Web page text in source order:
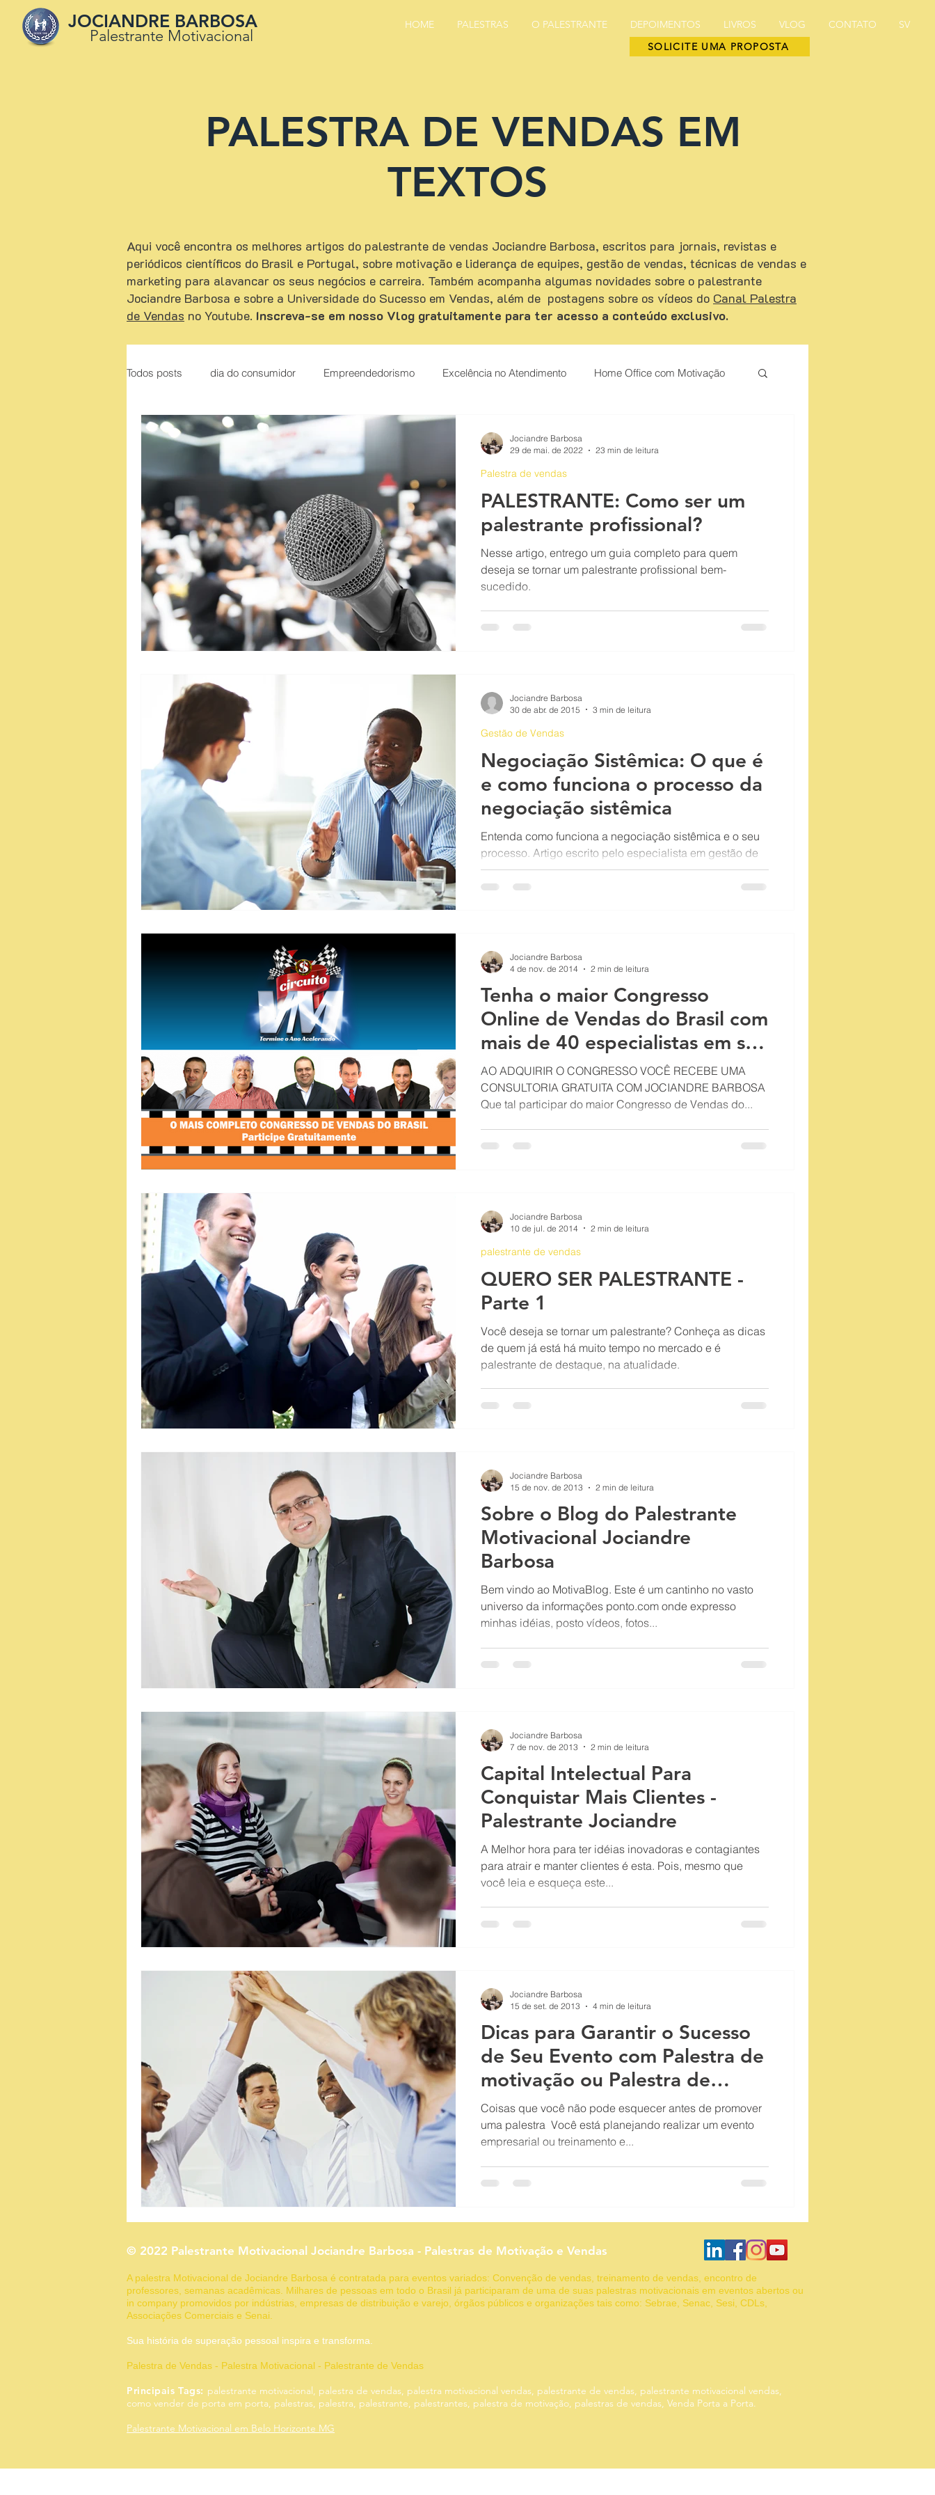
JOCIANDRE BARBOSA
Palestrante Motivacional
HOME PALESTRAS O PALESTRANTE DEPOIMENTOS LIVROS VLOG CONTATO
SV
SOLICITE UMA PROPOSTA
PALESTRA DE VENDAS EM
TEXTOS
Aqui você encontra os melhores artigos do palestrante de vendas Jociandre Barbosa, escritos para jornais, revistas e
periódicos científicos do Brasil e Portugal, sobre motivação e liderança de equipes, gestão de vendas, técnicas de vendas e
marketing para alavancar os seus negócios e carreira. Também acompanha algumas novidades sobre o palestrante
Jociandre Barbosa e sobre a Universidade do Sucesso em Vendas, além de postagens sobre os vídeos do Canal Palestra
de Vendas no Youtube. Inscreva-se em nosso Vlog gratuitamente para ter acesso a conteúdo exclusivo.
Todos posts dia do consumidor Empreendedorismo Excelência no Atendimento Home Office com Motivação
Liderança O Poder do Otimismo palestrante de vendas
Apresentação de proposta Atendimento ao cliente Carreira
Como vender de porta em porta Como vender mais CRM Desenvolvimento comercial
Dicas de conteúdos sobre vendas Digital Marketing Técnicas de Vendas
Fechamento Fidelização Funil de vendas Geração de leads
Gestão de Vendas Motivação
PALESTRANTE: Como ser um
palestrante profissional?
Nesse artigo, entrego um guia completo para quem
deseja se tornar um palestrante profissional bem-
sucedido.
Palestra de vendas
Jociandre Barbosa
29 de mai. de 2022
23 min de leitura
Negociação Sistêmica: O que é
e como funciona o processo da
negociação sistêmica
Entenda como funciona a negociação sistêmica e o seu
processo. Artigo escrito pelo especialista em gestão de
vendas Jociandre Barbosa
Gestão de Vendas
Jociandre Barbosa
30 de abr. de 2015
3 min de leitura
Tenha o maior Congresso
Online de Vendas do Brasil com
mais de 40 especialistas em sua
empresa
AO ADQUIRIR O CONGRESSO VOCÊ RECEBE UMA
CONSULTORIA GRATUITA COM JOCIANDRE BARBOSA
Que tal participar do maior Congresso de Vendas do...
Jociandre Barbosa
4 de nov. de 2014
2 min de leitura
QUERO SER PALESTRANTE -
Parte 1
Você deseja se tornar um palestrante? Conheça as dicas
de quem já está há muito tempo no mercado e é
palestrante de destaque, na atualidade.
palestrante de vendas
Jociandre Barbosa
10 de jul. de 2014
2 min de leitura
Sobre o Blog do Palestrante
Motivacional Jociandre
Barbosa
Bem vindo ao MotivaBlog. Este é um cantinho no vasto
universo da informações ponto.com onde expresso
minhas idéias, posto vídeos, fotos...
Jociandre Barbosa
15 de nov. de 2013
2 min de leitura
Capital Intelectual Para
Conquistar Mais Clientes -
Palestrante Jociandre
A Melhor hora para ter idéias inovadoras e contagiantes
para atrair e manter clientes é esta. Pois, mesmo que
você leia e esqueça este...
Jociandre Barbosa
7 de nov. de 2013
2 min de leitura
Dicas para Garantir o Sucesso
de Seu Evento com Palestra de
motivação ou Palestra de
Vendas - Palest
Coisas que você não pode esquecer antes de promover
uma palestra ​ Você está planejando realizar um evento
empresarial ou treinamento e...
Jociandre Barbosa
15 de set. de 2013
4 min de leitura
© 2022 Palestrante Motivacional Jociandre Barbosa - Palestras de Motivação e Vendas
A palestra Motivacional de Jociandre Barbosa é contratada para eventos variados: Convenção de vendas, treinamento de vendas, encontro de
professores, semanas acadêmicas. Milhares de pessoas em todo o Brasil já participaram de uma de suas palestras motivacionais em eventos abertos ou
in company promovidos por indústrias, empresas de distribuição e varejo, órgãos públicos e organizações tais como: Sebrae, Senac, Sesi, CDLs,
Associações Comerciais e Senai.
Sua história de superação pessoal inspira e transforma.
Palestra de Vendas - Palestra Motivacional - Palestrante de Vendas
Principais Tags: palestrante motivacional, palestra de vendas, palestra motivacional vendas, palestrante de vendas, palestrante motivacional vendas,
como vender de porta em porta, palestras, palestra, palestrante, palestrantes, palestra de motivação, palestras de vendas, Venda Porta a Porta.
Palestrante Motivacional em Belo Horizonte MG